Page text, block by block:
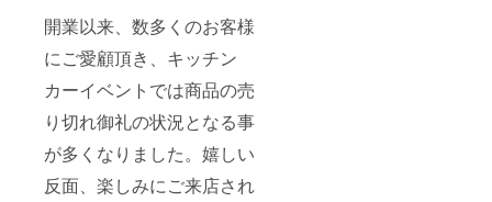
開業以来、数多くのお客様
にご愛顧頂き、キッチン
カーイベントでは商品の売
り切れ御礼の状況となる事
が多くなりました。嬉しい
反面、楽しみにご来店され